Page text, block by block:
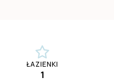
ŁAZIENKI
1